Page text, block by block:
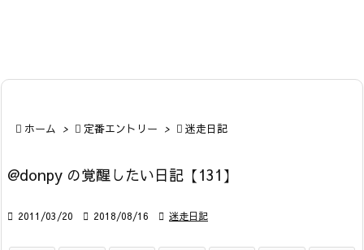
 ホーム >  定番エントリー >  迷走日記
@donpy の覚醒したい日記【131】
 2011/03/20  2018/08/16  迷走日記